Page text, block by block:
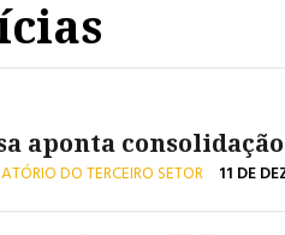
aponta
DO TERCEIRO SETOR 11 DE